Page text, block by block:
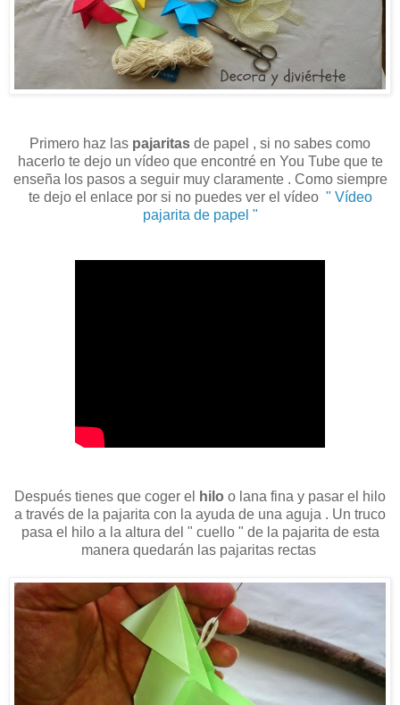
Primero haz las pajaritas de papel , si no sabes como
hacerlo te dejo un vídeo que encontré en You Tube que te
enseña los pasos a seguir muy claramente . Como siempre
te dejo el enlace por si no puedes ver el vídeo " Vídeo
pajarita de papel "
Después tienes que coger el hilo o lana fina y pasar el hilo
a través de la pajarita con la ayuda de una aguja . Un truco
pasa el hilo a la altura del " cuello " de la pajarita de esta
manera quedarán las pajaritas rectas